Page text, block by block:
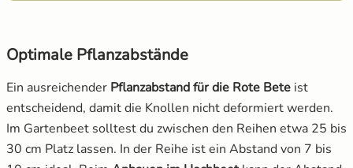
Optimale Pflanzabstände
Ein ausreichender Pflanzabstand für die Rote Bete ist
entscheidend, damit die Knollen nicht deformiert werden.
Im Gartenbeet solltest du zwischen den Reihen etwa 25 bis
30 cm Platz lassen. In der Reihe ist ein Abstand von 7 bis